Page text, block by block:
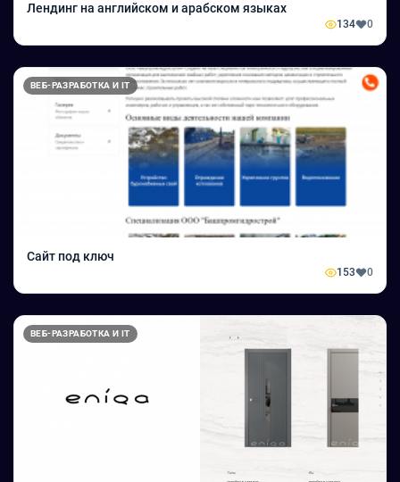
Лендинг на английском и арабском языках
134 0
ВЕБ-РАЗРАБОТКА И IT
Сайт под ключ
153 0
ВЕБ-РАЗРАБОТКА И IT